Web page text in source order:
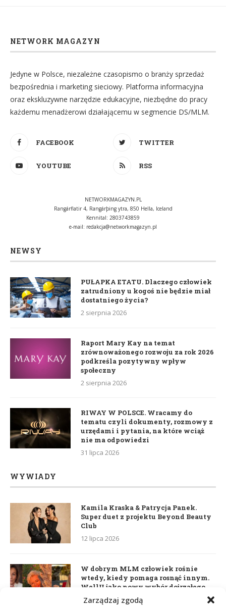
Zarządzaj zgodą
NETWORK MAGAZYN
Jedyne w Polsce, niezależne czasopismo o branży sprzedaż
bezpośrednia i marketing sieciowy. Platforma informacyjna
oraz ekskluzywne narzędzie edukacyjne, niezbędne do pracy
każdemu menadżerowi działającemu w segmencie DS/MLM.
FACEBOOK TWITTER
YOUTUBE RSS
NETWORKMAGAZYN.PL
Rangárflatir 4, Rangárþing ytra, 850 Hella, Iceland
Kennital: 2803743859
e-mail: redakcja@networkmagazyn.pl
NEWSY
PUŁAPKA ETATU. Dlaczego człowiek
zatrudniony u kogoś nie będzie miał
dostatniego życia?
2 sierpnia 2026
Raport Mary Kay na temat
zrównoważonego rozwoju za rok 2026
podkreśla pozytywny wpływ
społeczny
2 sierpnia 2026
RIWAY W POLSCE. Wracamy do
tematu czyli dokumenty, rozmowy z
urzędami i pytania, na które wciąż
nie ma odpowiedzi
31 lipca 2026
WYWIADY
Kamila Kraska & Patrycja Panek.
Super duet z projektu Beyond Beauty
Club
12 lipca 2026
W dobrym MLM człowiek rośnie
wtedy, kiedy pomaga rosnąć innym.
WellU jako nowy wybór dojrzałego
lidera